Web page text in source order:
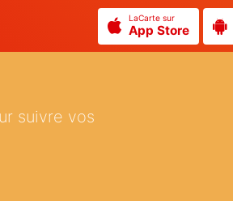
LaCarte sur
App Store
suivre vos